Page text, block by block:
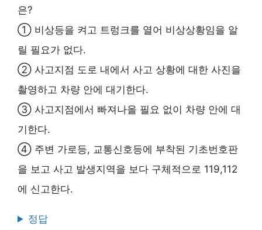
은?
① 비상등을 켜고 트렁크를 열어 비상상황임을 알
릴 필요가 없다.
② 사고지점 도로 내에서 사고 상황에 대한 사진을
촬영하고 차량 안에 대기한다.
③ 사고지점에서 빠져나올 필요 없이 차량 안에 대
기한다.
④ 주변 가로등, 교통신호등에 부착된 기초번호판
을 보고 사고 발생지역을 보다 구체적으로 119,112
에 신고한다.
정답